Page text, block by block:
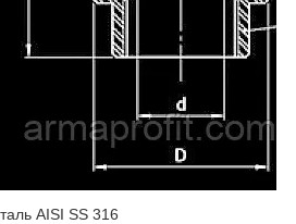
AISI SS 316